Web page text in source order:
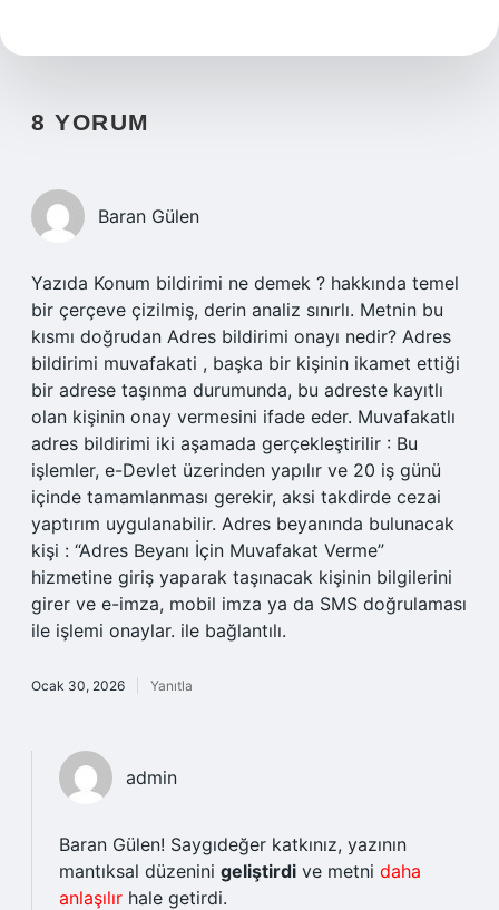
8 YORUM
Baran Gülen
Yazıda Konum bildirimi ne demek ? hakkında temel
bir çerçeve çizilmiş, derin analiz sınırlı. Metnin bu
kısmı doğrudan Adres bildirimi onayı nedir? Adres
bildirimi muvafakati , başka bir kişinin ikamet ettiği
bir adrese taşınma durumunda, bu adreste kayıtlı
olan kişinin onay vermesini ifade eder. Muvafakatlı
adres bildirimi iki aşamada gerçekleştirilir : Bu
işlemler, e-Devlet üzerinden yapılır ve 20 iş günü
içinde tamamlanması gerekir, aksi takdirde cezai
yaptırım uygulanabilir. Adres beyanında bulunacak
kişi : “Adres Beyanı İçin Muvafakat Verme”
hizmetine giriş yaparak taşınacak kişinin bilgilerini
girer ve e-imza, mobil imza ya da SMS doğrulaması
ile işlemi onaylar. ile bağlantılı.
Ocak 30, 2026 Yanıtla
admin
Baran Gülen! Saygıdeğer katkınız, yazının
mantıksal düzenini geliştirdi ve metni daha
anlaşılır hale getirdi.